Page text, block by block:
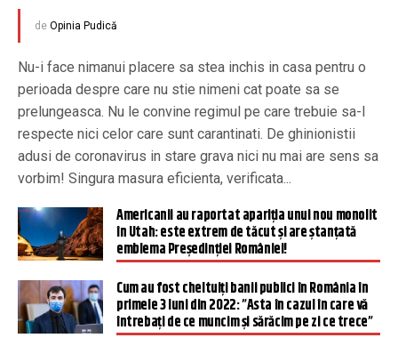
de Opinia Pudică
Nu-i face nimanui placere sa stea inchis in casa pentru o
perioada despre care nu stie nimeni cat poate sa se
prelungeasca. Nu le convine regimul pe care trebuie sa-l
respecte nici celor care sunt carantinati. De ghinionistii
adusi de coronavirus in stare grava nici nu mai are sens sa
vorbim! Singura masura eficienta, verificata...
Americanii au raportat apariția unui nou monolit
în Utah: este extrem de tăcut și are ștanțată
emblema Președinției României!
Cum au fost cheltuiți banii publici în România în
primele 3 luni din 2022: ”Asta în cazul în care vă
întrebați de ce muncim și sărăcim pe zi ce trece”